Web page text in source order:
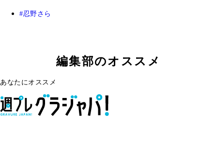
忍野さら
編集部のオススメ
あなたにオススメ